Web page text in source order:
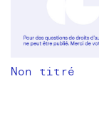
Non titré